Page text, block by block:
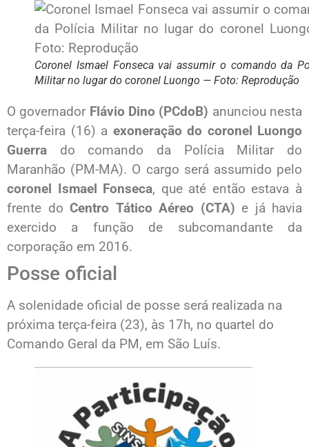
Coronel Ismael Fonseca vai assumir o comando da
Militar no lugar do coronel Luongo — Foto: Reprodução
O governador Flávio Dino (PCdoB) anunciou nesta
terça-feira (16) a exoneração do coronel Luongo
Guerra do comando da Polícia Militar do
Maranhão (PM-MA). O cargo será assumido pelo
coronel Ismael Fonseca, que até então estava à
frente do Centro Tático Aéreo (CTA) e já havia
exercido a função de subcomandante da
corporação em 2016.
Posse oficial
A solenidade oficial de posse será realizada na
próxima terça-feira (23), às 17h, no quartel do
Comando Geral da PM, em São Luís.